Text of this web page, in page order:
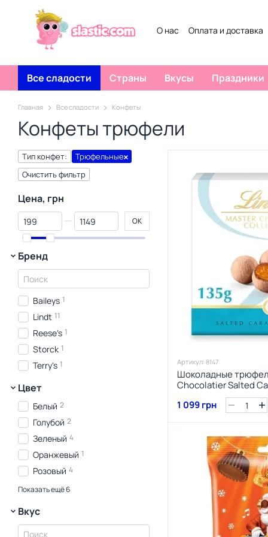
Перейти к основному контенту
О нас
Оплата и доставка
Все сладости Страны Вкусы Праздники
Главная Все сладости Конфеты
Конфеты трюфели
Артикул: 8147
Шоколадные
Chocolatier Salted
соленой карамелью
1 099 грн
Тип конфет:
Трюфельные
Очистить фильтр
Цена, грн
От Цена, грн
До Цена, грн OK
Бренд
Baileys 1
Lindt 11
Reese's 1
Storck 1
Terry's 1
Цвет
Белый 2
Голубой 2
Зеленый 4
Оранжевый 1
Розовый 4
Синий 2
Черный
Показать ещё 6
Вкус